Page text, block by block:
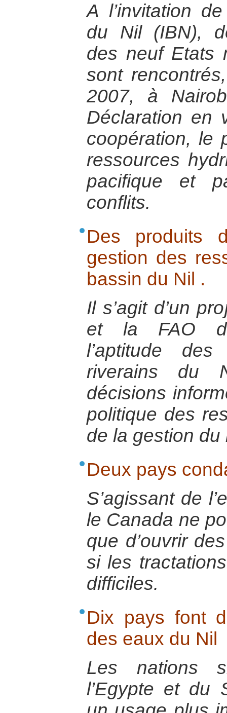
A l’invitation
du Nil (IBN),
des neuf Etats
sont
2007, à
Déclaration en
coopération, le
ressources
pacifique et
conflits.
Des produits
gestion des
bassin du Nil .
Il s’agit d’un
et la FAO
l’aptitude
riverains du
décisions
politique des
de la gestion
Deux pays
S’agissant de
le Canada ne
que d’ouvrir
si les
difficiles.
Dix pays font
des eaux du Nil
Les nations
l’Egypte et du